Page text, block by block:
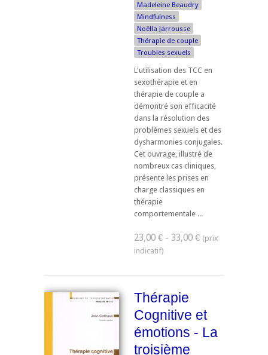
Madeleine Beaudry
Mindfulness
Noëlla Jarrousse
Thérapie de couple
Troubles sexuels
L'utilisation des TCC en
sexothérapie et en
thérapie de couple a
démontré son efficacité
dans la résolution des
problèmes sexuels et des
dysharmonies conjugales.
Cet ouvrage, illustré de
nombreux cas cliniques,
présente les prises en
charge classiques en
thérapie
comportementale ...
23,00 € - 33,00 €
Thérapie
Cognitive et
émotions - La
troisième